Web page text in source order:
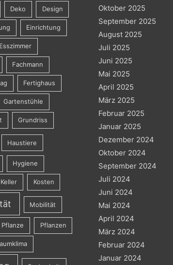
Deko Design
Einrichtung
Esszimmer
Fachmann
Fertighaus
Gartenstühle
Grundriss
Haustiere
Hygiene
Keller Kosten
Mobilität
Pflanze Pflanzen
Oktober 2025
September 2025
August 2025
Juli 2025
Juni 2025
Mai 2025
April 2025
März 2025
Februar 2025
Januar 2025
Dezember 2024
Oktober 2024
September 2024
Juli 2024
Juni 2024
Mai 2024
April 2024
März 2024
Februar 2024
Januar 2024